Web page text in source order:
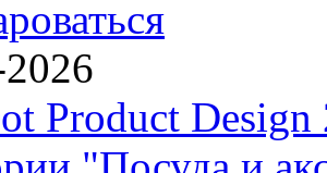
Product Design